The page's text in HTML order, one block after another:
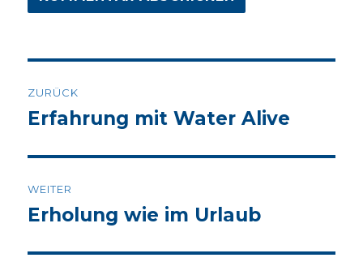
Navigation
ZURÜCK
Vorheriger
Erfahrung mit Water Alive
WEITER
Nächster
Erholung wie im Urlaub